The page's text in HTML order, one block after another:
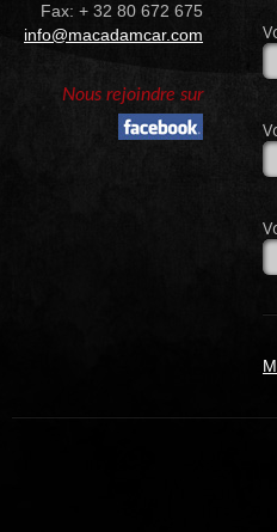
Fax: + 32 80 672 675
info@macadamcar.com
Nous rejoindre sur